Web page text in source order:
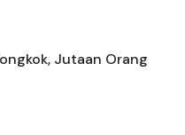
Jutaan Orang